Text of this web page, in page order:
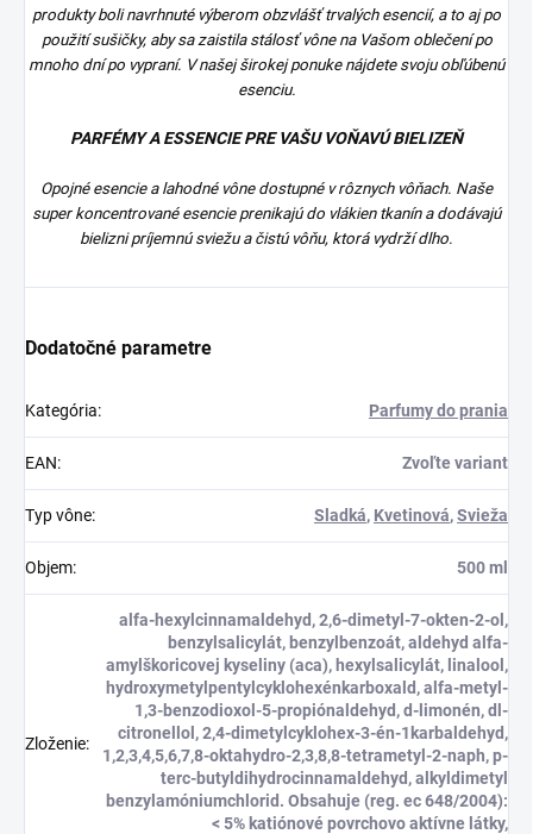
produkty boli navrhnuté výberom obzvlášť trvalých esencií, a to aj po
použití sušičky, aby sa zaistila stálosť vône na Vašom oblečení po
mnoho dní po vypraní. V našej širokej ponuke nájdete svoju obľúbenú
esenciu.
PARFÉMY A ESSENCIE PRE VAŠU VOŇAVÚ BIELIZEŇ
Opojné esencie a lahodné vône dostupné v rôznych vôňach. Naše
super koncentrované esencie prenikajú do vlákien tkanín a dodávajú
bielizni príjemnú sviežu a čistú vôňu, ktorá vydrží dlho.
Dodatočné parametre
Kategória: Parfumy do prania
EAN: Zvoľte variant
Typ vône: Sladká, Kvetinová,Svieža
Objem: 500 ml
Zloženie:
alfa-hexylcinnamaldehyd, 2,6-dimetyl-7-okten-2-ol,
benzylsalicylát, benzylbenzoát, aldehyd alfa-
amylškoricovej kyseliny (aca), hexylsalicylát, linalool,
hydroxymetylpentylcyklohexénkarboxald, alfa-metyl-
1,3-benzodioxol-5-propiónaldehyd, d-limonén, dl-
citronellol, 2,4-dimetylcyklohex-3-én-1karbaldehyd,
1,2,3,4,5,6,7,8-oktahydro-2,3,8,8-tetrametyl-2-naph, p-
terc-butyldihydrocinnamaldehyd, alkyldimetyl
benzylamóniumchlorid. Obsahuje (reg. ec 648/2004):
< 5% katiónové povrchovo aktívne látky,